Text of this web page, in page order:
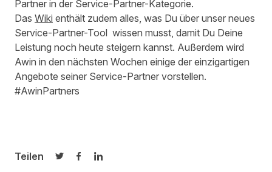
Partner in der Service-Partner-Kategorie.
Das Wiki enthält zudem alles, was Du über unser neues
Service-Partner-Tool wissen musst, damit Du Deine
Leistung noch heute steigern kannst. Außerdem wird
Awin in den nächsten Wochen einige der einzigartigen
Angebote seiner Service-Partner vorstellen.
#AwinPartners
Teilen
Auf Twitter teilen
Auf Facebook teilen
Auf LinkedIn teilen